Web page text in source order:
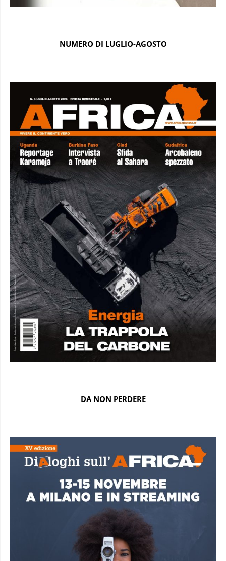
NUMERO DI LUGLIO-AGOSTO
DA NON PERDERE